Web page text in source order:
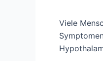
Viele